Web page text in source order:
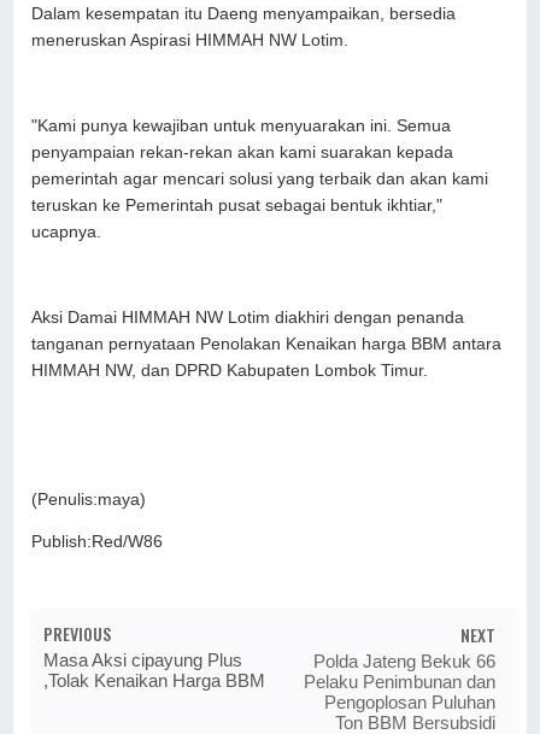
Dalam kesempatan itu Daeng menyampaikan, bersedia
meneruskan Aspirasi HIMMAH NW Lotim.
"Kami punya kewajiban untuk menyuarakan ini. Semua
penyampaian rekan-rekan akan kami suarakan kepada
pemerintah agar mencari solusi yang terbaik dan akan kami
teruskan ke Pemerintah pusat sebagai bentuk ikhtiar,"
ucapnya.
Aksi Damai HIMMAH NW Lotim diakhiri dengan penanda
tanganan pernyataan Penolakan Kenaikan harga BBM antara
HIMMAH NW, dan DPRD Kabupaten Lombok Timur.
(Penulis:maya)
Publish:Red/W86
PREVIOUS
Masa Aksi cipayung Plus
,Tolak Kenaikan Harga BBM
NEXT
Polda Jateng Bekuk 66
Pelaku Penimbunan dan
Pengoplosan Puluhan
Ton BBM Bersubsidi